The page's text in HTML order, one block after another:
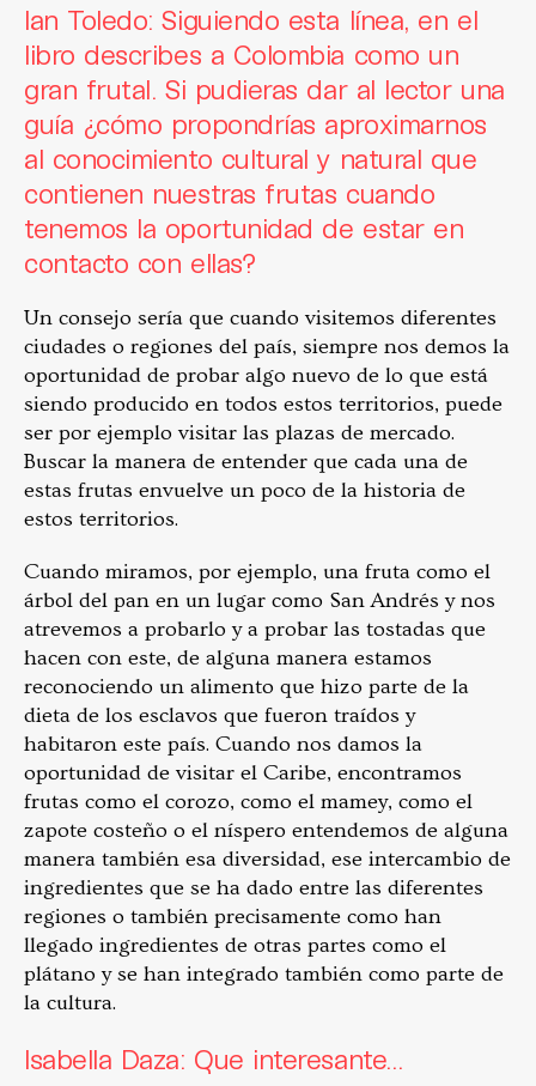
Ian Toledo: Siguiendo esta línea, en el
libro describes a Colombia como un
gran frutal. Si pudieras dar al lector una
guía ¿cómo propondrías aproximarnos
al conocimiento cultural y natural que
contienen nuestras frutas cuando
tenemos la oportunidad de estar en
contacto con ellas?
Un consejo sería que cuando visitemos diferentes
ciudades o regiones del país, siempre nos demos la
oportunidad de probar algo nuevo de lo que está
siendo producido en todos estos territorios, puede
ser por ejemplo visitar las plazas de mercado.
Buscar la manera de entender que cada una de
estas frutas envuelve un poco de la historia de
estos territorios.
Cuando miramos, por ejemplo, una fruta como el
árbol del pan en un lugar como San Andrés y nos
atrevemos a probarlo y a probar las tostadas que
hacen con este, de alguna manera estamos
reconociendo un alimento que hizo parte de la
dieta de los esclavos que fueron traídos y
habitaron este país. Cuando nos damos la
oportunidad de visitar el Caribe, encontramos
frutas como el corozo, como el mamey, como el
zapote costeño o el níspero entendemos de alguna
manera también esa diversidad, ese intercambio de
ingredientes que se ha dado entre las diferentes
regiones o también precisamente como han
llegado ingredientes de otras partes como el
plátano y se han integrado también como parte de
la cultura.
Isabella Daza: Que interesante…